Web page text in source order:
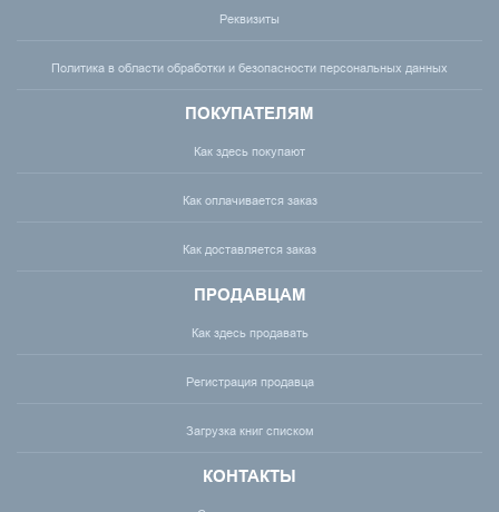
Реквизиты
Политика в области обработки и безопасности персональных данных
ПОКУПАТЕЛЯМ
Как здесь покупают
Как оплачивается заказ
Как доставляется заказ
ПРОДАВЦАМ
Как здесь продавать
Регистрация продавца
Загрузка книг списком
КОНТАКТЫ